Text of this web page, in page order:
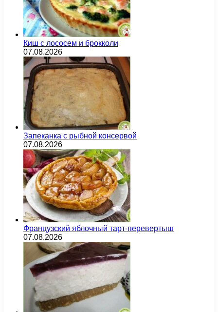
Киш с лососем и брокколи
07.08.2026
Запеканка с рыбной консервой
07.08.2026
Французский яблочный тарт-перевертыш
07.08.2026